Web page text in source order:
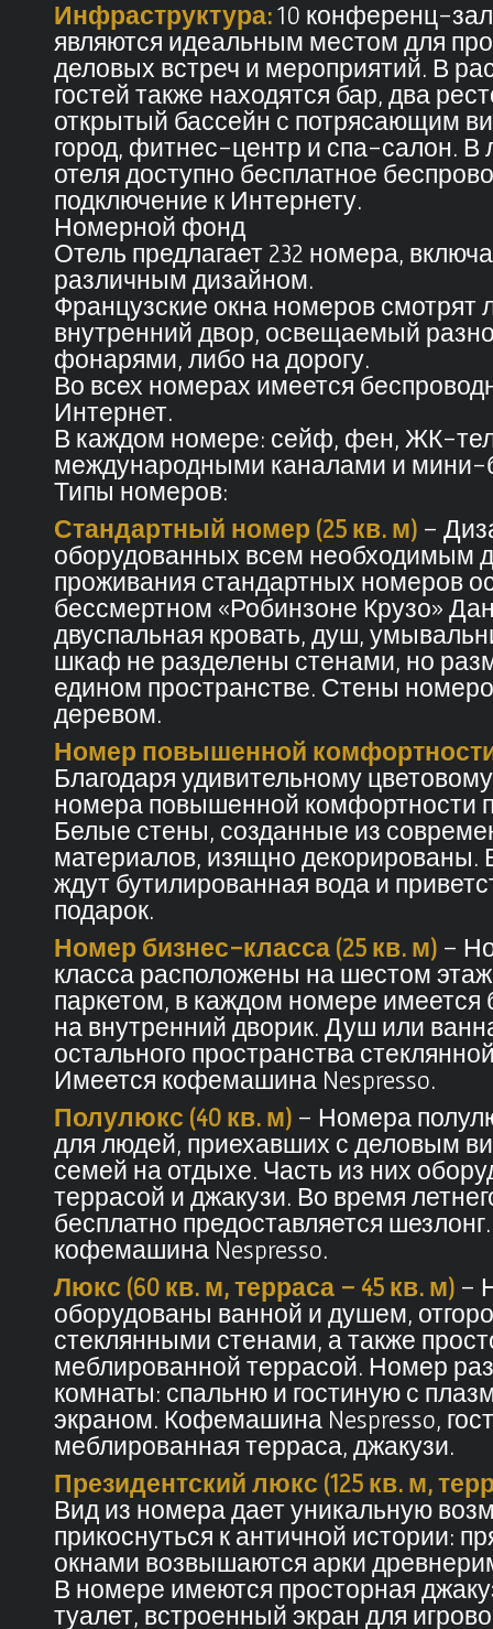
Инфраструктура:10 конференц-
являются идеальным местом для
деловых встреч и мероприятий. В
гостей также находятся бар, два
открытый бассейн с потрясающим
город, фитнес-центр и спа-салон. В
отеля доступно бесплатное
подключение к Интернету.
Номерной фонд
Отель предлагает 232 номера,
различным дизайном.
Французские окна номеров смотрят
внутренний двор, освещаемый
фонарями, либо на дорогу.
Во всех номерах имеется
Интернет.
В каждом номере: сейф, фен, ЖК-
международными каналами и мини-
Типы номеров:
Стандартный номер (25 кв. м) –
оборудованных всем необходимым
проживания стандартных номеров
бессмертном «Робинзоне Крузо»
двуспальная кровать, душ,
шкаф не разделены стенами, но
едином пространстве. Стены
деревом.
Номер повышенной комфортности
Благодаря удивительному
номера повышенной комфортности
Белые стены, созданные из
материалов, изящно декорированы.
ждут бутилированная вода и
подарок.
Номер бизнес-класса (25 кв. м) –
класса расположены на шестом
паркетом, в каждом номере имеется
на внутренний дворик. Душ или
остального пространства
Имеется кофемашина Nespresso.
Полулюкс (40 кв. м) – Номера
для людей, приехавших с деловым
семей на отдыхе. Часть из них
террасой и джакузи. Во время
бесплатно предоставляется
кофемашина Nespresso.
Люкс (60 кв. м, терраса – 45 кв. м) –
оборудованы ванной и душем,
стеклянными стенами, а также
меблированной террасой. Номер
комнаты: спальню и гостиную с
экраном. Кофемашина Nespresso,
меблированная терраса, джакузи.
Президентский люкс (125 кв. м,
Вид из номера дает уникальную
прикоснуться к античной истории:
окнами возвышаются арки
В номере имеются просторная
туалет, встроенный экран для